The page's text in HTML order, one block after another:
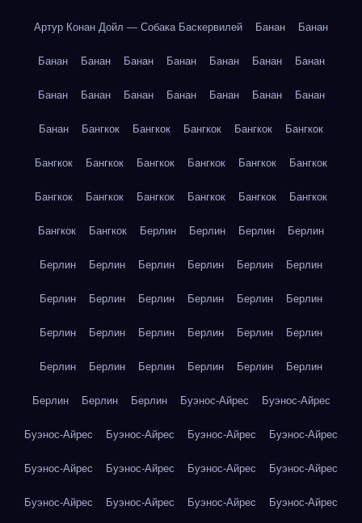
Артур Конан Дойл — Собака Баскервилей Банан Банан
Банан Банан Банан Банан Банан Банан Банан
Банан Банан Банан Банан Банан Банан Банан
Банан Бангкок Бангкок Бангкок Бангкок Бангкок
Бангкок Бангкок Бангкок Бангкок Бангкок Бангкок
Бангкок Бангкок Бангкок Бангкок Бангкок Бангкок
Бангкок Бангкок Берлин Берлин Берлин Берлин
Берлин Берлин Берлин Берлин Берлин Берлин
Берлин Берлин Берлин Берлин Берлин Берлин
Берлин Берлин Берлин Берлин Берлин Берлин
Берлин Берлин Берлин Берлин Берлин Берлин
Берлин Берлин Берлин Буэнос-Айрес Буэнос-Айрес
Буэнос-Айрес Буэнос-Айрес Буэнос-Айрес Буэнос-Айрес
Буэнос-Айрес Буэнос-Айрес Буэнос-Айрес Буэнос-Айрес
Буэнос-Айрес Буэнос-Айрес Буэнос-Айрес Буэнос-Айрес